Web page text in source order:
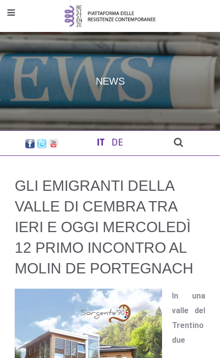
NEWS
IT DE
GLI EMIGRANTI DELLA
VALLE DI CEMBRA TRA
IERI E OGGI MERCOLEDÌ
12 PRIMO INCONTRO AL
MOLIN DE PORTEGNACH
In una
valle del
Trentino
due